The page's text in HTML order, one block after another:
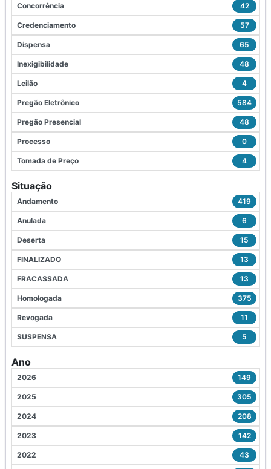
Concorrência 42
Credenciamento 57
Dispensa 65
Inexigibilidade 48
Leilão 4
Pregão Eletrônico 584
Pregão Presencial 48
Processo 0
Tomada de Preço 4
Situação
Andamento 419
Anulada 6
Deserta 15
FINALIZADO 13
FRACASSADA 13
Homologada 375
Revogada 11
SUSPENSA 5
Ano
2026 149
2025 305
2024 208
2023 142
2022 43